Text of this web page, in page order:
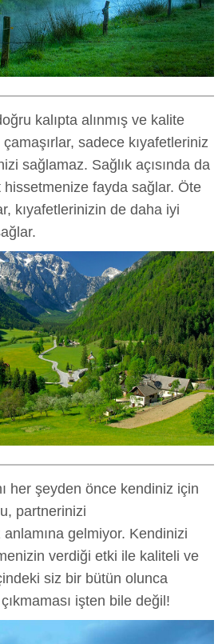
kalıpta alınmış ve kalite
sadece kıyafetleriniz
sağlamaz. Sağlık açısında da
fayda sağlar. Öte
kıyafetlerinizin de daha iyi
her şeyden önce kendiniz için
partnerinizi
gelmiyor. Kendinizi
verdiği etki ile kaliteli ve
siz bir bütün olunca
işten bile değil!